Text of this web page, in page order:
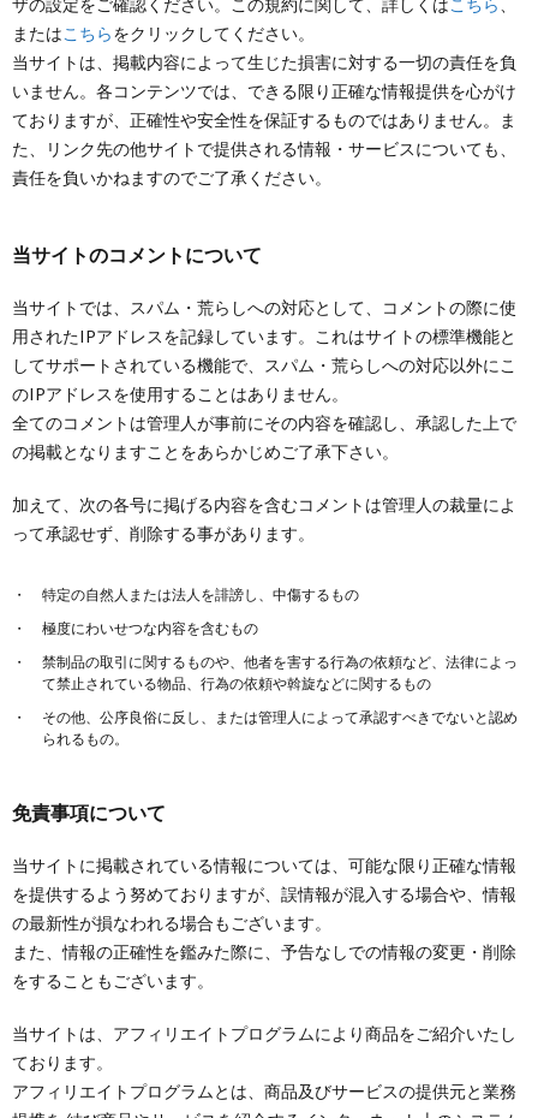
ザの設定をご確認ください。この規約に関して、詳しくはこちら
またはこちらをクリックしてください。
当サイトは、掲載内容によって生じた損害に対する一切の責任を負
いません。各コンテンツでは、できる限り正確な情報提供を心がけ
ておりますが、正確性や安全性を保証するものではありません。ま
た、リンク先の他サイトで提供される情報・サービスについても、
責任を負いかねますのでご了承ください。
当サイトのコメントについて
当サイトでは、スパム・荒らしへの対応として、コメントの際に使
用されたIPアドレスを記録しています。これはサイトの標準機能と
してサポートされている機能で、スパム・荒らしへの対応以外にこ
のIPアドレスを使用することはありません。
全てのコメントは管理人が事前にその内容を確認し、承認した上で
の掲載となりますことをあらかじめご了承下さい。
加えて、次の各号に掲げる内容を含むコメントは管理人の裁量によ
って承認せず、削除する事があります。
特定の自然人または法人を誹謗し、中傷するもの
極度にわいせつな内容を含むもの
禁制品の取引に関するものや、他者を害する行為の依頼など、法律によっ
て禁止されている物品、行為の依頼や斡旋などに関するもの
その他、公序良俗に反し、または管理人によって承認すべきでないと認め
られるもの。
免責事項について
当サイトに掲載されている情報については、可能な限り正確な情報
を提供するよう努めておりますが、誤情報が混入する場合や、情報
の最新性が損なわれる場合もございます。
また、情報の正確性を鑑みた際に、予告なしでの情報の変更・削除
をすることもございます。
当サイトは、アフィリエイトプログラムにより商品をご紹介いたし
ております。
アフィリエイトプログラムとは、商品及びサービスの提供元と業務